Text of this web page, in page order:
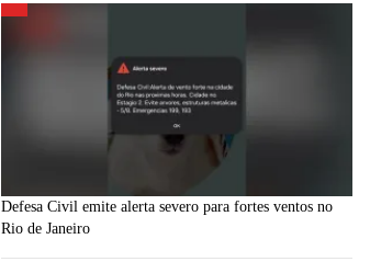
Defesa Civil emite alerta severo para fortes ventos no
Rio de Janeiro